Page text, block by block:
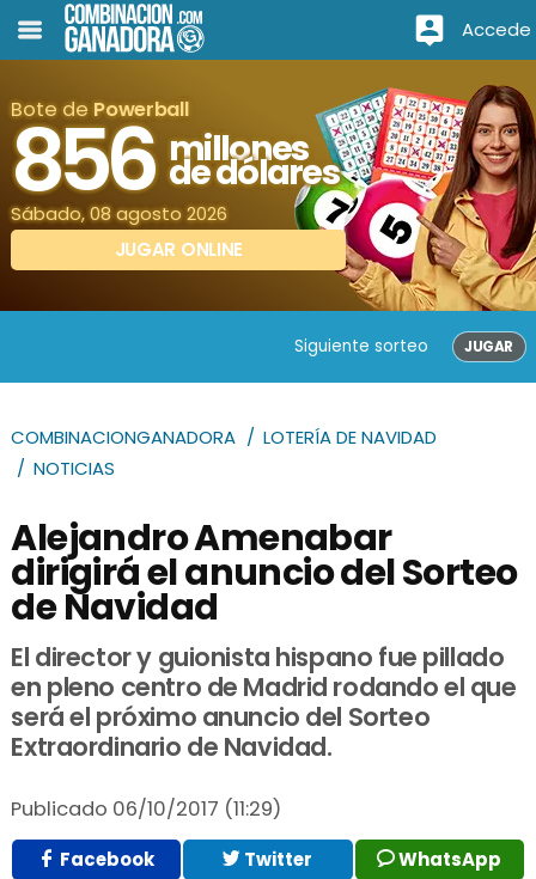
Accede
Bote de Powerball
856 millones
de dólares
Sábado, 08 agosto 2026
JUGAR ONLINE
Siguiente sorteo JUGAR
COMBINACIONGANADORA
LOTERÍA DE NAVIDAD
NOTICIAS
Alejandro Amenabar
dirigirá el anuncio del Sorteo
de Navidad
El director y guionista hispano fue pillado
en pleno centro de Madrid rodando el que
será el próximo anuncio del Sorteo
Extraordinario de Navidad.
Publicado 06/10/2017 (11:29)
Facebook Twitter WhatsApp